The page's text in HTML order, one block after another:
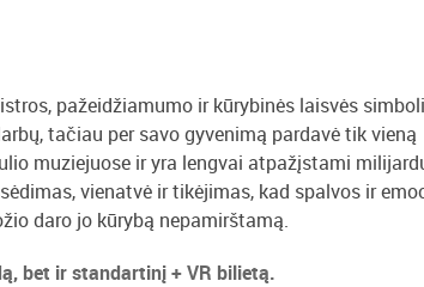
pažeidžiamumo ir kūrybinės laisvės
tačiau per savo gyvenimą pardavė tik vieną
muziejuose ir yra lengvai atpažįstami
vienatvė ir tikėjimas, kad spalvos ir
daro jo kūrybą nepamirštamą.
bet ir standartinį + VR bilietą.